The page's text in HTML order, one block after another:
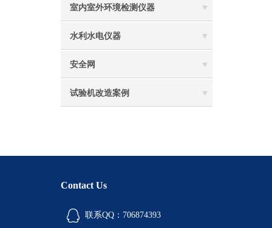
室内室外环境检测仪器
水利水电仪器
安全网
试验机改造案例
Contact Us
联系QQ：706874393